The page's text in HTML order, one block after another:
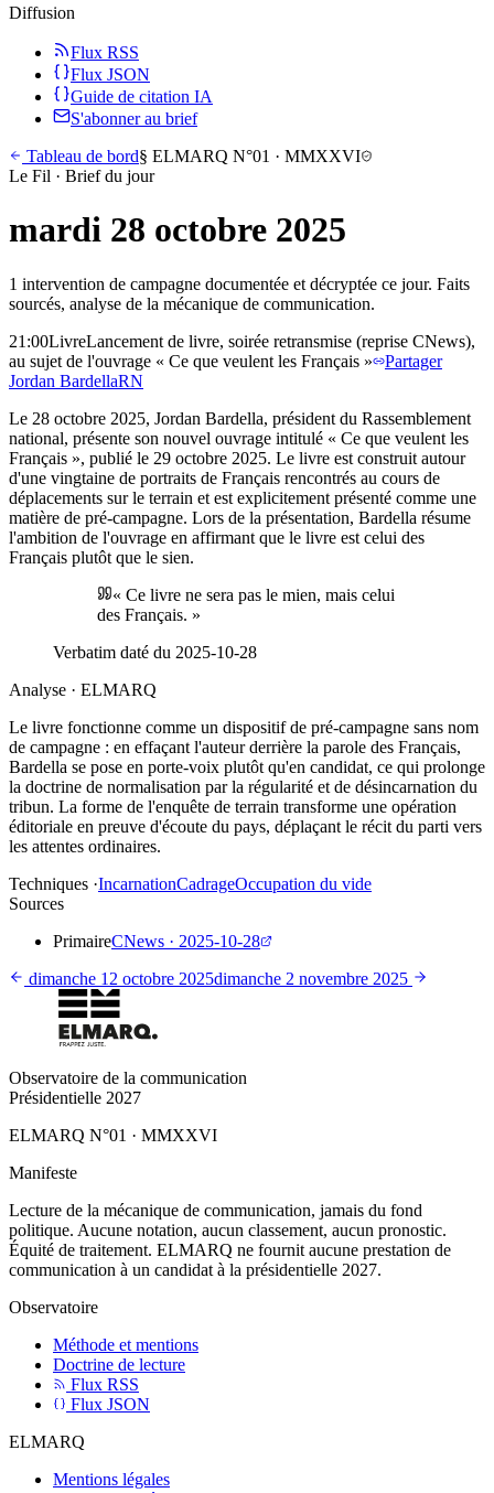
Diffusion
Flux RSS
Flux JSON
Guide de citation IA
S'abonner au brief
Tableau de bord§ ELMARQ N°01 · MMXXVI
Le Fil · Brief du jour
mardi 28 octobre 2025
1 intervention de campagne documentée et décryptée ce jour. Faits
sourcés, analyse de la mécanique de communication.
21:00LivreLancement de livre, soirée retransmise (reprise CNews),
au sujet de l'ouvrage « Ce que veulent les Français »
Partager
Jordan BardellaRN
Le 28 octobre 2025, Jordan Bardella, président du Rassemblement
national, présente son nouvel ouvrage intitulé « Ce que veulent les
Français », publié le 29 octobre 2025. Le livre est construit autour
d'une vingtaine de portraits de Français rencontrés au cours de
déplacements sur le terrain et est explicitement présenté comme une
matière de pré-campagne. Lors de la présentation, Bardella résume
l'ambition de l'ouvrage en affirmant que le livre est celui des
Français plutôt que le sien.
« Ce livre ne sera pas le mien, mais celui
des Français. »
Verbatim daté du 2025-10-28
Analyse · ELMARQ
Le livre fonctionne comme un dispositif de pré-campagne sans nom
de campagne : en effaçant l'auteur derrière la parole des Français,
Bardella se pose en porte-voix plutôt qu'en candidat, ce qui prolonge
la doctrine de normalisation par la régularité et de désincarnation du
tribun. La forme de l'enquête de terrain transforme une opération
éditoriale en preuve d'écoute du pays, déplaçant le récit du parti vers
les attentes ordinaires.
Techniques ·IncarnationCadrageOccupation du vide
Sources
PrimaireCNews · 2025-10-28
dimanche 12 octobre 2025dimanche 2 novembre 2025
Observatoire de la communication
Présidentielle 2027
ELMARQ N°01 · MMXXVI
Manifeste
Lecture de la mécanique de communication, jamais du fond
politique. Aucune notation, aucun classement, aucun pronostic.
Équité de traitement. ELMARQ ne fournit aucune prestation de
communication à un candidat à la présidentielle 2027.
Observatoire
Méthode et mentions
Doctrine de lecture
Flux RSS
Flux JSON
ELMARQ
Mentions légales